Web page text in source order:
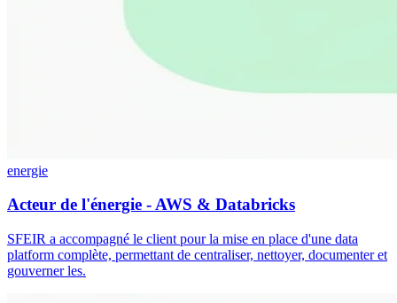
energie
Acteur de l'énergie - AWS & Databricks
SFEIR a accompagné le client pour la mise en place d'une data
platform complète, permettant de centraliser, nettoyer, documenter et
gouverner les.